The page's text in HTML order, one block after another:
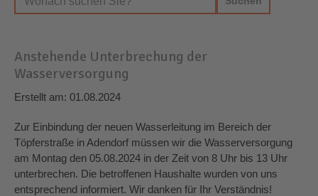
Anstehende Unterbrechung der
Wasserversorgung
Erstellt am: 01.08.2024
Zur Einbindung der neuen Wasserleitung im Bereich der
Töpferstraße in Adendorf müssen wir die Wasserversorgung
am Montag den 05.08.2024 in der Zeit von 8 Uhr bis 13 Uhr
unterbrechen. Die betroffenen Haushalte wurden von uns
entsprechend informiert. Wir danken für Ihr Verständnis!